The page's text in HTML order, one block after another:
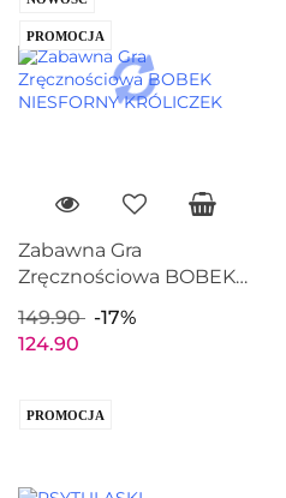
PROMOCJA
Zabawna Gra
Zręcznościowa BOBEK
149.90
-17%
124.90
PROMOCJA